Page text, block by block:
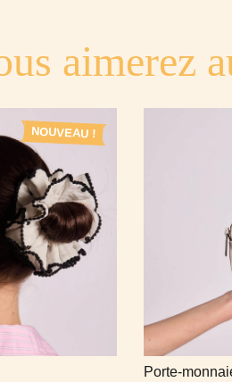
aimerez
NOUVEAU !
Porte-